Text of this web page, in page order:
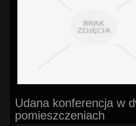
Udana konferencja w
pomieszczeniach